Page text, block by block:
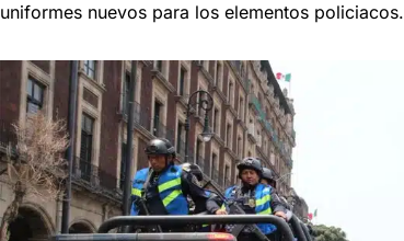
uniformes nuevos para los elementos policiacos.